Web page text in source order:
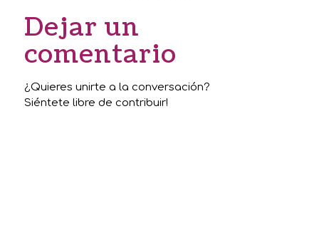
Dejar un
comentario
¿Quieres unirte a la conversación?
Siéntete libre de contribuir!